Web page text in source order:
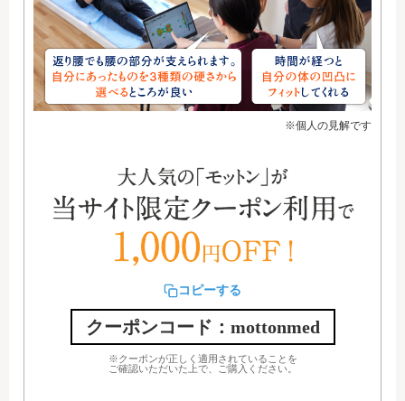
※個人の見解です
コピーする
クーポンコード：mottonmed
※クーポンが正しく適用されていることを
ご確認いただいた上で、ご購入ください。